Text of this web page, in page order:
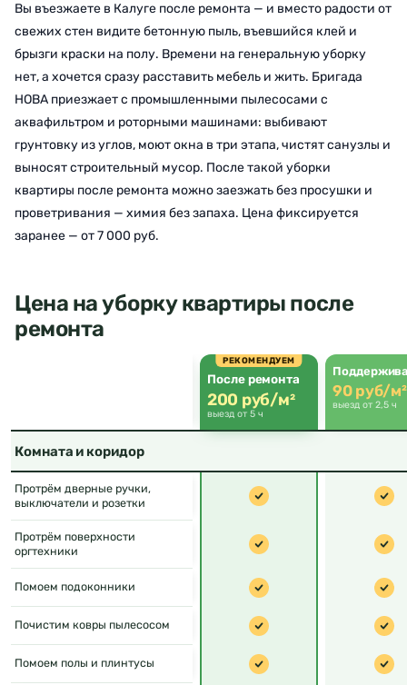
Вы въезжаете в Калуге после ремонта — и вместо радости от
свежих стен видите бетонную пыль, въевшийся клей и
брызги краски на полу. Времени на генеральную уборку
нет, а хочется сразу расставить мебель и жить. Бригада
НОВА приезжает с промышленными пылесосами с
аквафильтром и роторными машинами: выбивают
грунтовку из углов, моют окна в три этапа, чистят санузлы и
выносят строительный мусор. После такой уборки
квартиры после ремонта можно заезжать без просушки и
проветривания — химия без запаха. Цена фиксируется
заранее — от 7 000 руб.
Цена на уборку квартиры после
ремонта
РЕКОМЕНДУЕМ
После ремонта
200 руб/м²
выезд от 5 ч
90 руб/м²
выезд от 2,5 ч
Комната и коридор
Протрём дверные ручки,
выключатели и розетки
Протрём поверхности
оргтехники
Помоем подоконники
Почистим ковры пылесосом
Помоем полы и плинтусы